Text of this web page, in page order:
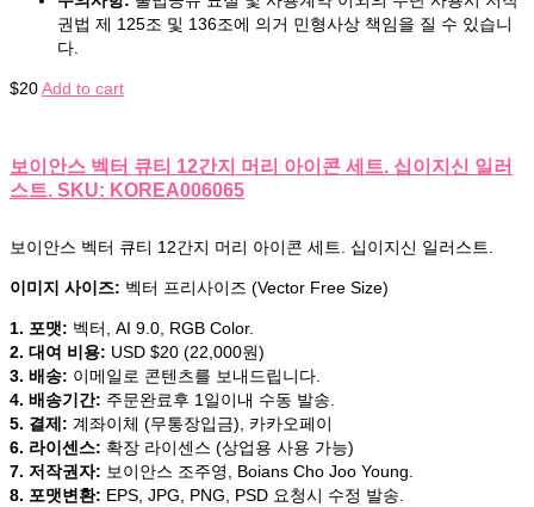
권법 제 125조 및 136조에 의거 민형사상 책임을 질 수 있습니
다.
$20Add to cart
보이안스 벡터 큐티 12간지 머리 아이콘 세트. 십이지신 일러
스트. SKU: KOREA006065
보이안스 벡터 큐티 12간지 머리 아이콘 세트. 십이지신 일러스트.
이미지 사이즈: 벡터 프리사이즈 (Vector Free Size)
1. 포맷: 벡터, AI 9.0, RGB Color.
2. 대여 비용: USD $20 (22,000원)
3. 배송: 이메일로 콘텐츠를 보내드립니다.
4. 배송기간: 주문완료후 1일이내 수동 발송.
5. 결제: 계좌이체 (무통장입금), 카카오페이
6. 라이센스: 확장 라이센스 (상업용 사용 가능)
7. 저작권자: 보이안스 조주영, Boians Cho Joo Young.
8. 포맷변환: EPS, JPG, PNG, PSD 요청시 수정 발송.